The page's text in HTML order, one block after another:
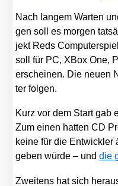
Nach lan­gem War­ten
gen soll es mor­gen
jekt Reds
soll für PC, XBox One,
erschei­nen. Die neu­en
ter fol­gen.
Kurz vor dem Start gab
Zum einen hat­ten CD
kei­ne für die Ent­wick­ler
geben wür­de – unddie
Zwei­tens hat sich